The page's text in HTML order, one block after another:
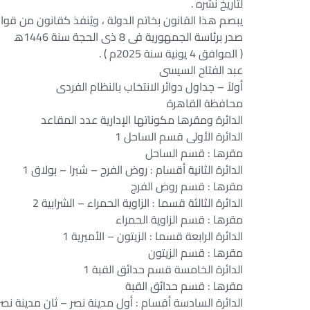
يبصم هذا القانون بخاتم الدولة ، ويُنفذ كقانون من
صدر برئاسة الجمهورية فى 8 ذى الحجة سنة 1446ﻫ
( الموافق 4 يونية سنة 2025م ) .
عبد الفتاح السيسى
أولاً – جداول دوائر الانتخاب بالنظام الفردى
محافظة القاهرة
الدائرة ومقرها مكوناتها الإدارية عدد المقاعد
الدائرة الأولى قسم الساحل 1
مقرها : قسم الساحل
الدائرة الثانية أقسام : روض الفرج – شبرا – بولاق 1
مقرها : قسم روض الفرج
الدائرة الثالثة قسما : الزاوية الحمراء – الشرابية 2
مقرها : قسم الزاوية الحمراء
الدائرة الرابعة قسما : الزيتون – الأميرية 1
مقرها : قسم الزيتون
الدائرة الخامسة قسم حدائق القبة 1
مقرها : قسم حدائق القبة
الدائرة السادسة أقسام : أول مدينة نصر – ثان مدينة